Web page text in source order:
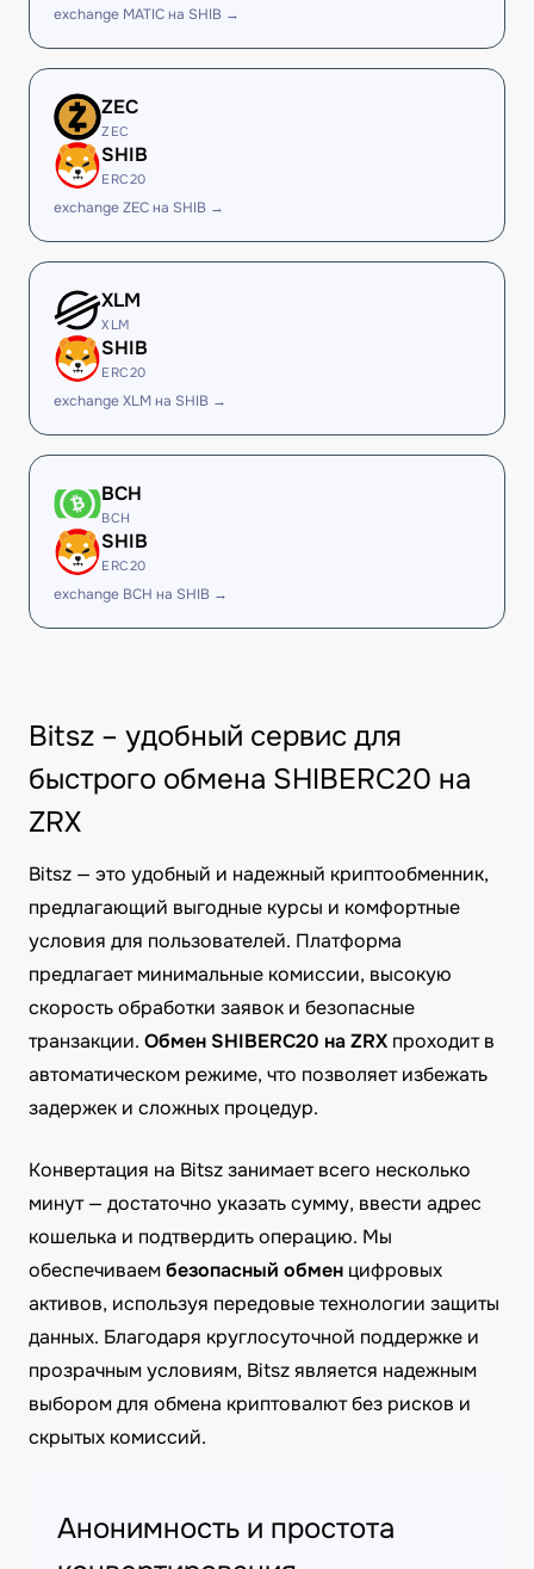
exchange MATIC на SHIB →
ZEC
ZEC
SHIB
ERC20
exchange ZEC на SHIB →
XLM
XLM
SHIB
ERC20
exchange XLM на SHIB →
BCH
BCH
SHIB
ERC20
exchange BCH на SHIB →
Bitsz – удобный сервис для
быстрого обмена SHIBERC20 на
ZRX
Bitsz — это удобный и надежный криптообменник,
предлагающий выгодные курсы и комфортные
условия для пользователей. Платформа
предлагает минимальные комиссии, высокую
скорость обработки заявок и безопасные
транзакции. Обмен SHIBERC20 на ZRX проходит в
автоматическом режиме, что позволяет избежать
задержек и сложных процедур.
Конвертация на Bitsz занимает всего несколько
минут — достаточно указать сумму, ввести адрес
кошелька и подтвердить операцию. Мы
обеспечиваембезопасный обмен цифровых
активов, используя передовые технологии защиты
данных. Благодаря круглосуточной поддержке и
прозрачным условиям, Bitsz является надежным
выбором для обмена криптовалют без рисков и
скрытых комиссий.
Анонимность и простота